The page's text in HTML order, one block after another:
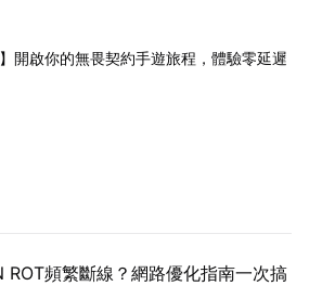
】開啟你的無畏契約手遊旅程，體驗零延遲
ROT頻繁斷線？網路優化指南一次搞